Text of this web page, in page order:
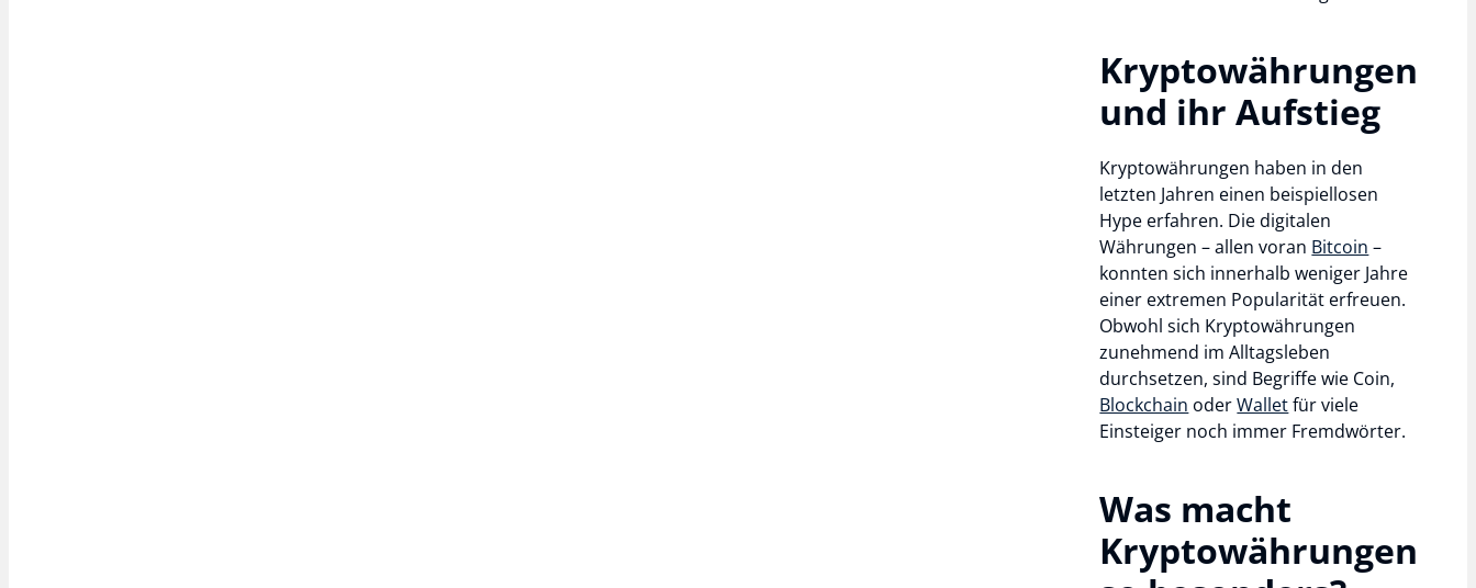
Kryptowährungen
und ihr Aufstieg
Kryptowährungen haben in den
letzten Jahren einen beispiellosen
Hype erfahren. Die digitalen
Währungen – allen voran Bitcoin –
konnten sich innerhalb weniger Jahre
einer extremen Popularität erfreuen.
Obwohl sich Kryptowährungen
zunehmend im Alltagsleben
durchsetzen, sind Begriffe wie Coin,
Blockchain oderWalletfür viele
Einsteiger noch immer Fremdwörter.
Was macht
Kryptowährungen